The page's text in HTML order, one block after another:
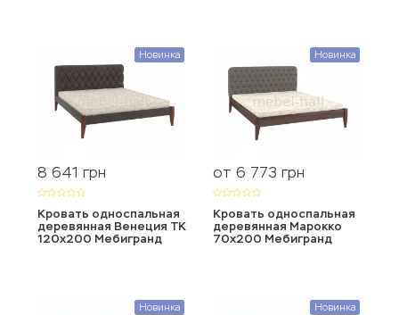
Новинка
8 641 грн
Кровать односпальная
деревянная Венеция ТК
120х200 Мебигранд
Новинка
от 6 773 грн
Кровать односпальная
деревянная Марокко
70х200 Мебигранд
Новинка Новинка